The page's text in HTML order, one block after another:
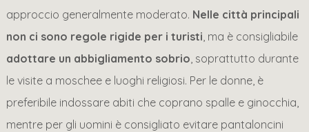
approccio generalmente moderato. Nelle città principali
non ci sono regole rigide per i turisti , ma è consigliabile
adottare un abbigliamento sobrio , soprattutto durante
le visite a moschee e luoghi religiosi. Per le donne, è
preferibile indossare abiti che coprano spalle e ginocchia,
mentre per gli uomini è consigliato evitare pantaloncini